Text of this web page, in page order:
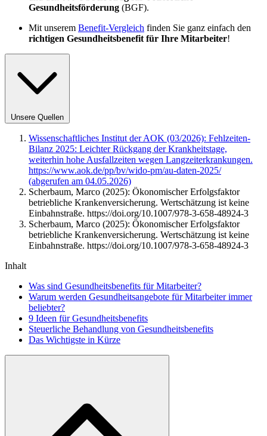
Gesundheitsförderung (BGF).
Mit unserem Benefit-Vergleich finden Sie ganz einfach den
richtigen Gesundheitsbenefit für Ihre Mitarbeiter!
Unsere Quellen
Wissenschaftliches Institut der AOK (03/2026): Fehlzeiten-
Bilanz 2025: Leichter Rückgang der Krankheitstage,
weiterhin hohe Ausfallzeiten wegen Langzeiterkrankungen.
https://www.aok.de/pp/bv/wido-pm/au-daten-2025/
(abgerufen am 04.05.2026)
Scherbaum, Marco (2025): Ökonomischer Erfolgsfaktor
betriebliche Krankenversicherung. Wertschätzung ist keine
Einbahnstraße. https://doi.org/10.1007/978-3-658-48924-3
Scherbaum, Marco (2025): Ökonomischer Erfolgsfaktor
betriebliche Krankenversicherung. Wertschätzung ist keine
Einbahnstraße. https://doi.org/10.1007/978-3-658-48924-3
Inhalt
Was sind Gesundheitsbenefits für Mitarbeiter?
Warum werden Gesundheitsangebote für Mitarbeiter immer
beliebter?
9 Ideen für Gesundheitsbenefits
Steuerliche Behandlung von Gesundheitsbenefits
Das Wichtigste in Kürze